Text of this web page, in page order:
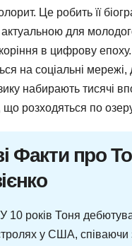
Це робить її
актуальною для
в цифрову епоху.
на соціальні мережі,
набирають тисячі
що розходяться по
Факти про
У 10 років Тоня
у США, співаючи